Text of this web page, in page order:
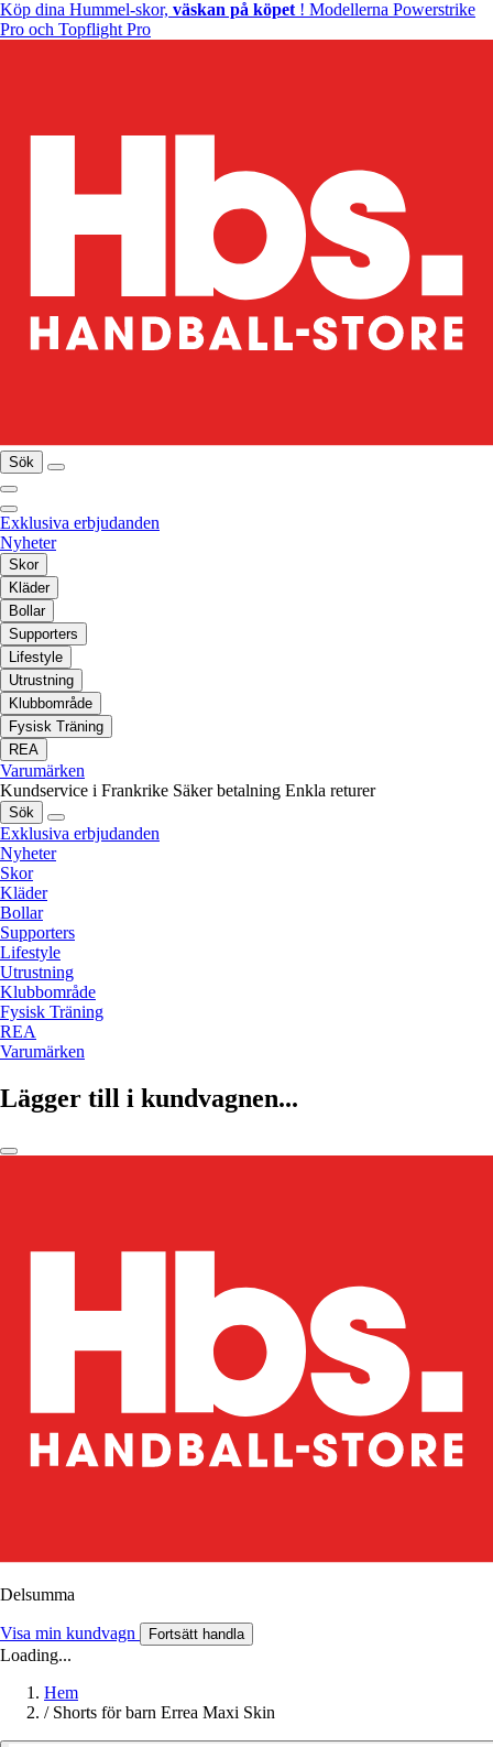
Köp dina Hummel-skor, väskan på köpet ! Modellerna Powerstrike
Pro och Topflight Pro
Sök
Exklusiva erbjudanden
Nyheter
Skor
Kläder
Bollar
Supporters
Lifestyle
Utrustning
Klubbområde
Fysisk Träning
REA
Varumärken
Kundservice i Frankrike Säker betalning Enkla returer
Sök
Exklusiva erbjudanden
Nyheter
Skor
Kläder
Bollar
Supporters
Lifestyle
Utrustning
Klubbområde
Fysisk Träning
REA
Varumärken
Lägger till i kundvagnen...
Delsumma
Visa min kundvagn Fortsätt handla
Loading...
Hem
/ Shorts för barn Errea Maxi Skin